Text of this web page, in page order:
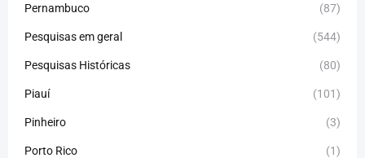
Pernambuco (87)
Pesquisas em geral (544)
Pesquisas Históricas (80)
Piauí (101)
Pinheiro (3)
Porto Rico (1)